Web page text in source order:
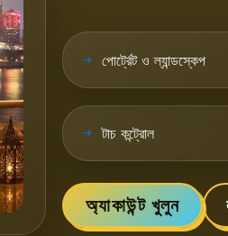
পোর্ট্রেট ও ল্যান্ডস্কেপ
টাচ কন্ট্রোল
অ্যাকাউন্ট খুলুন